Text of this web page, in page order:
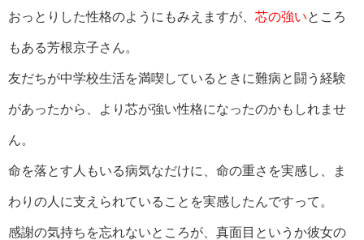
おっとりした性格のようにもみえますが、 芯の強いところ
もある芳根京子さん。
友だちが中学校生活を満喫しているときに難病と闘う経験
があったから、より芯が強い性格になったのかもしれませ
ん。
命を落とす人もいる病気なだけに、命の重さを実感し、ま
わりの人に支えられていることを実感したんですって。
感謝の気持ちを忘れないところが、真面目というか彼女の